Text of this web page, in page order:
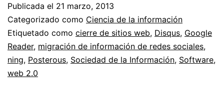
web
Publicada el 21 marzo, 2013
Categorizado como Ciencia de la información
Etiquetado como cierre de sitios web, Disqus, Google
Reader, migración de información de redes sociales,
ning, Posterous, Sociedad de la Información, Software,
web 2.0